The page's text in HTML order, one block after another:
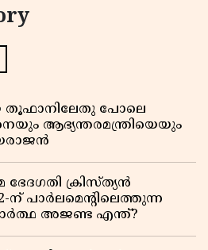
പോലെ
ആഭ്യന്തരമന്ത്രിയെയും
ക്രിസ്ത്യൻ
ന് പാർലമെന്റിലെത്തുന്ന
അജണ്ട എന്ത്?